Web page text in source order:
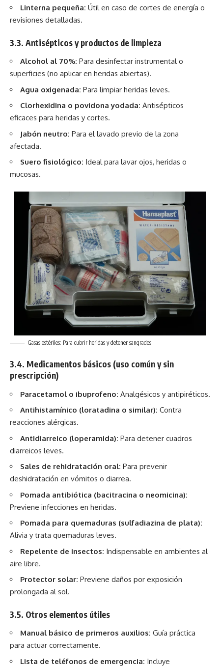
Linterna pequeña: Útil en caso de cortes de energía o
revisiones detalladas.
3.3. Antisépticos y productos de limpieza
Alcohol al 70%: Para desinfectar instrumental o
superficies (no aplicar en heridas abiertas).
Agua oxigenada: Para limpiar heridas leves.
Clorhexidina o povidona yodada: Antisépticos
eficaces para heridas y cortes.
Jabón neutro: Para el lavado previo de la zona
afectada.
Suero fisiológico: Ideal para lavar ojos, heridas o
mucosas.
Gasas estériles: Para cubrir heridas y detener sangrados.
3.4. Medicamentos básicos (uso común y sin
prescripción)
Paracetamol o ibuprofeno: Analgésicos y antipiréticos.
Antihistamínico (loratadina o similar): Contra
reacciones alérgicas.
Antidiarreico (loperamida): Para detener cuadros
diarreicos leves.
Sales de rehidratación oral: Para prevenir
deshidratación en vómitos o diarrea.
Pomada antibiótica (bacitracina o neomicina):
Previene infecciones en heridas.
Pomada para quemaduras (sulfadiazina de plata):
Alivia y trata quemaduras leves.
Repelente de insectos: Indispensable en ambientes al
aire libre.
Protector solar: Previene daños por exposición
prolongada al sol.
3.5. Otros elementos útiles
Manual básico de primeros auxilios: Guía práctica
para actuar correctamente.
Lista de teléfonos de emergencia: Incluye